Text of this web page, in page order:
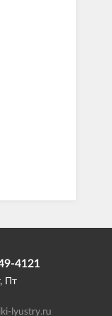
4121
Пт
lyustry.ru